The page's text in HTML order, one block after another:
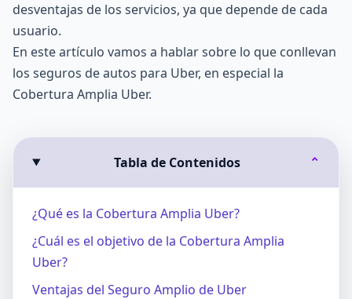
desventajas de los servicios, ya que depende de cada
usuario.
En este artículo vamos a hablar sobre lo que conllevan
los seguros de autos para Uber, en especial la
Cobertura Amplia Uber.
Tabla de Contenidos ⌄
¿Qué es la Cobertura Amplia Uber?
¿Cuál es el objetivo de la Cobertura Amplia
Uber?
Ventajas del Seguro Amplio de Uber